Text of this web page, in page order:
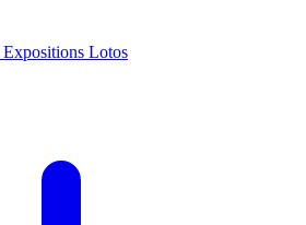
Expositions Lotos